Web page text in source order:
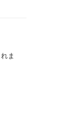
ま